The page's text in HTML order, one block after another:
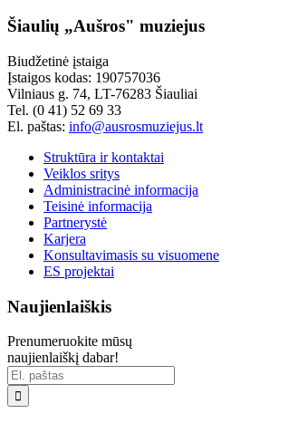
Šiaulių „Aušros" muziejus
Biudžetinė įstaiga
Įstaigos kodas: 190757036
Vilniaus g. 74, LT-76283 Šiauliai
Tel. (0 41) 52 69 33
El. paštas: info@ausrosmuziejus.lt
Struktūra ir kontaktai
Veiklos sritys
Administracinė informacija
Teisinė informacija
Partnerystė
Karjera
Konsultavimasis su visuomene
ES projektai
Naujienlaiškis
Prenumeruokite mūsų
naujienlaiškį dabar!
